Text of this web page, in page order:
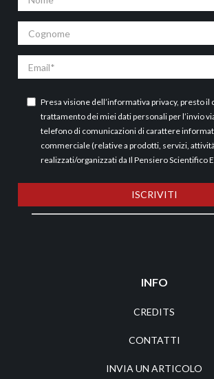
Presa visione dell’informativa privacy, presto il
trattamento dei miei dati personali per l’invio
telefono di comunicazioni di carattere
commerciale (relative a prodotti, servizi,
realizzati/organizzati da Il Pensiero Scientifico
ISCRIVITI
INFO
CREDITS
CONTATTI
INVIA UN ARTICOLO